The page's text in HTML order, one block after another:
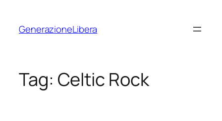
contenuto
GenerazioneLibera
Tag: Celtic Rock